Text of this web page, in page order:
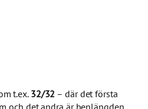
t.ex.32/32 – där det första